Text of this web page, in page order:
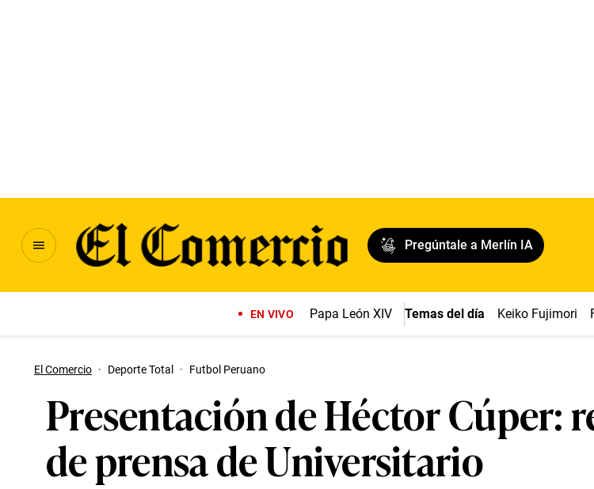
Pregúntale a Merlín IA
EN VIVO Papa León XIV Temas del día Keiko Fujimori
El Comercio · Deporte Total · Futbol Peruano
Presentación de Héctor Cúper:
de prensa de Universitario